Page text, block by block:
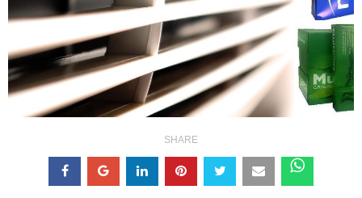
SHARE